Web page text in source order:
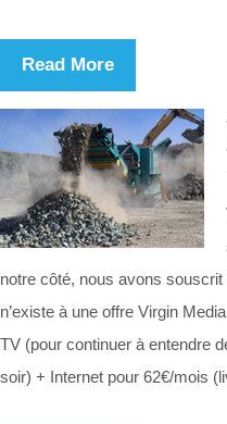
Read More
notre côté, nous avons
n’existe à une offre Virgin
TV (pour continuer à entendre
soir) + Internet pour 62€/mois